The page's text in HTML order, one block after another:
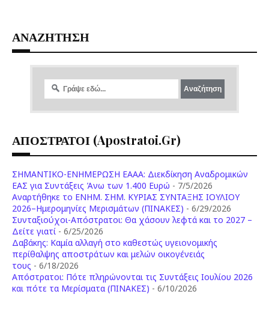
ΑΝΑΖΗΤΗΣΗ
ΑΠΟΣΤΡΑΤΟΙ (apostratoi.gr)
ΣΗΜΑΝΤΙΚΟ-ΕΝΗΜΕΡΩΣΗ ΕΑΑΑ: Διεκδίκηση Αναδρομικών
ΕΑΣ για Συντάξεις Άνω των 1.400 Ευρώ - 7/5/2026
Aναρτήθηκε το ENHM. ΣΗΜ. ΚΥΡΙΑΣ ΣΥΝΤΑΞΗΣ ΙΟΥΛΙΟΥ
2026–Ημερομηνίες Μερισμάτων (ΠΙΝΑΚΕΣ) - 6/29/2026
Συνταξιούχοι-Απόστρατοι: Θα χάσουν λεφτά και το 2027 –
Δείτε γιατί - 6/25/2026
Δαβάκης: Καμία αλλαγή στο καθεστώς υγειονομικής
περίθαλψης αποστράτων και μελών οικογένειάς
τους - 6/18/2026
Aπόστρατοι: Πότε πληρώνονται τις Συντάξεις Ιουλίου 2026
και πότε τα Μερίσματα (ΠΙΝΑΚΕΣ) - 6/10/2026